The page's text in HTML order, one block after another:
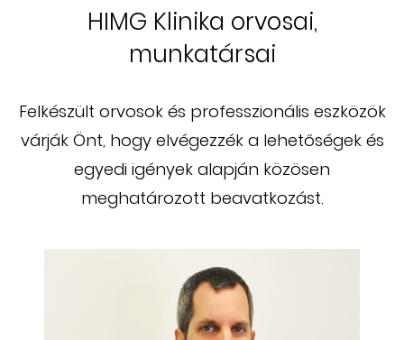
HIMG Klinika orvosai,
munkatársai
Felkészült orvosok és professzionális eszközök
várják Önt, hogy elvégezzék a lehetőségek és
egyedi igények alapján közösen
meghatározott beavatkozást.